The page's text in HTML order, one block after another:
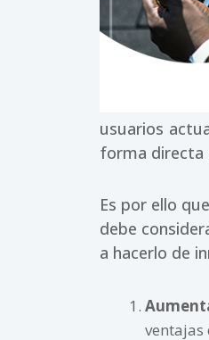
usuarios
forma directa
Es por ello
debe
a hacerlo de